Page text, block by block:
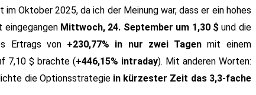
Oktober 2025, da ich der Meinung war, dass er ein hohes
eingegangen Mittwoch, 24. September um 1,30 $ und die
Ertrags von +230,77% in nur zwei Tagen mit einem
7,10 $ brachte (+446,15% intraday). Mit anderen Worten:
die Optionsstrategie in kürzester Zeit das 3,3-fache